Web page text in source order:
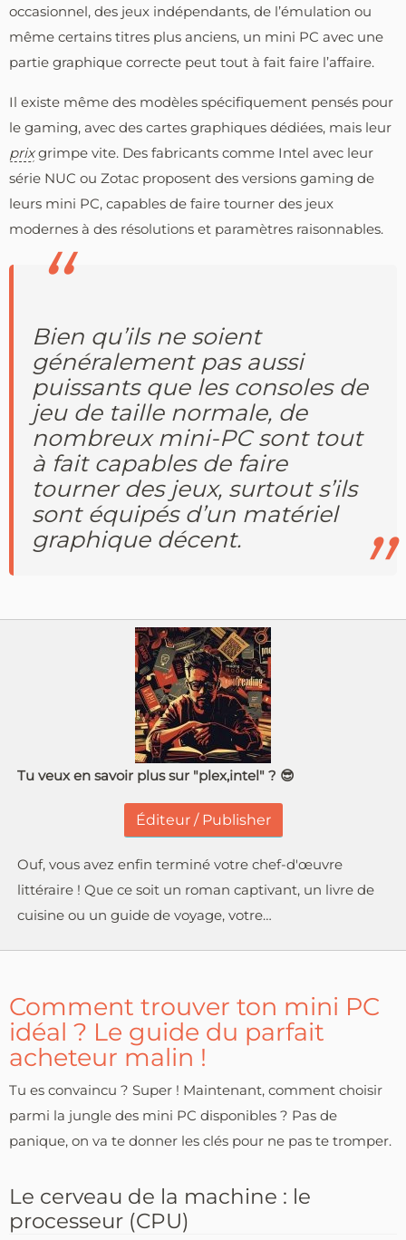
occasionnel, des jeux indépendants, de l’émulation ou
même certains titres plus anciens, un mini PC avec une
partie graphique correcte peut tout à fait faire l’affaire.
Il existe même des modèles spécifiquement pensés pour
le gaming, avec des cartes graphiques dédiées, mais leur
prixgrimpe vite. Des fabricants comme Intel avec leur
série NUC ou Zotac proposent des versions gaming de
leurs mini PC, capables de faire tourner des jeux
modernes à des résolutions et paramètres raisonnables.
Bien qu’ils ne soient
généralement pas aussi
puissants que les consoles de
jeu de taille normale, de
nombreux mini-PC sont tout
à fait capables de faire
tourner des jeux, surtout s’ils
sont équipés d’un matériel
graphique décent.
Tu veux en savoir plus sur "plex,intel" ? 😎
Éditeur / Publisher
Ouf, vous avez enfin terminé votre chef-d'œuvre
littéraire ! Que ce soit un roman captivant, un livre de
cuisine ou un guide de voyage, votre…
Comment trouver ton mini PC
idéal ? Le guide du parfait
acheteur malin !
Tu es convaincu ? Super ! Maintenant, comment choisir
parmi la jungle des mini PC disponibles ? Pas de
panique, on va te donner les clés pour ne pas te tromper.
Le cerveau de la machine : le
processeur (CPU)